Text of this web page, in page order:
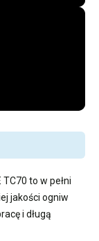
TC70 to w pełni
jakości ogniw
i długą